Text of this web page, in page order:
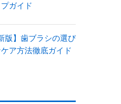
ガイド
版】歯ブラシの選び
ア方法徹底ガイド